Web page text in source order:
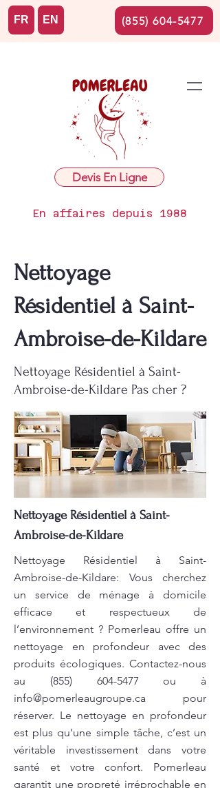
Devis En Ligne
En affaires depuis 1988
FR EN (855) 604-5477
Nettoyage
Résidentiel à Saint-
Ambroise-de-Kildare
Nettoyage Résidentiel à Saint-
Ambroise-de-Kildare Pas cher ?
Nettoyage Résidentiel à Saint-
Ambroise-de-Kildare
Nettoyage Résidentiel à Saint-
Ambroise-de-Kildare: Vous cherchez
un service de ménage à domicile
efficace et respectueux de
l’environnement ? Pomerleau offre un
nettoyage en profondeur avec des
produits écologiques. Contactez-nous
au (855) 604-5477 ou à
info@pomerleaugroupe.ca pour
réserver. Le nettoyage en profondeur
est plus qu’une simple tâche, c’est un
véritable investissement dans votre
santé et votre confort. Pomerleau
garantit une propreté irréprochable en